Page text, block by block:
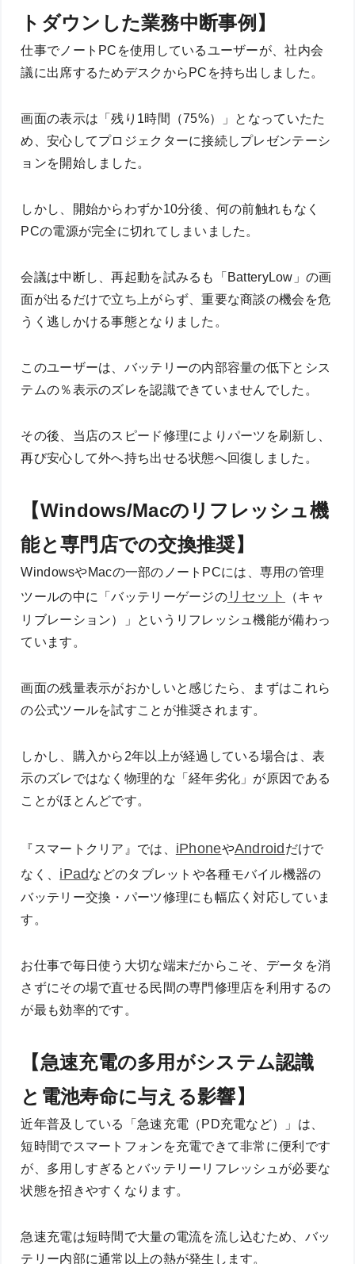
トダウンした業務中断事例】
仕事でノートPCを使用しているユーザーが、社内会
議に出席するためデスクからPCを持ち出しました。
画面の表示は「残り1時間（75%）」となっていたた
め、安心してプロジェクターに接続しプレゼンテーシ
ョンを開始しました。
しかし、開始からわずか10分後、何の前触れもなく
PCの電源が完全に切れてしまいました。
会議は中断し、再起動を試みるも「BatteryLow」の画
面が出るだけで立ち上がらず、重要な商談の機会を危
うく逃しかける事態となりました。
このユーザーは、バッテリーの内部容量の低下とシス
テムの％表示のズレを認識できていませんでした。
その後、当店のスピード修理によりパーツを刷新し、
再び安心して外へ持ち出せる状態へ回復しました。
【Windows/Macのリフレッシュ機
能と専門店での交換推奨】
WindowsやMacの一部のノートPCには、専用の管理
ツールの中に「バッテリーゲージのリセット
（キャ
リブレーション）」というリフレッシュ機能が備わっ
ています。
画面の残量表示がおかしいと感じたら、まずはこれら
の公式ツールを試すことが推奨されます。
しかし、購入から2年以上が経過している場合は、表
示のズレではなく物理的な「経年劣化」が原因である
ことがほとんどです。
『スマートクリア』では、 iPhoneやAndroid だけで
なく、 iPadなどのタブレットや各種モバイル機器の
バッテリー交換・パーツ修理にも幅広く対応していま
す。
お仕事で毎日使う大切な端末だからこそ、データを消
さずにその場で直せる民間の専門修理店を利用するの
が最も効率的です。
【急速充電の多用がシステム認識
と電池寿命に与える影響】
近年普及している「急速充電（PD充電など）」は、
短時間でスマートフォンを充電できて非常に便利です
が、多用しすぎるとバッテリーリフレッシュが必要な
状態を招きやすくなります。
急速充電は短時間で大量の電流を流し込むため、バッ
テリー内部に通常以上の熱が発生します。